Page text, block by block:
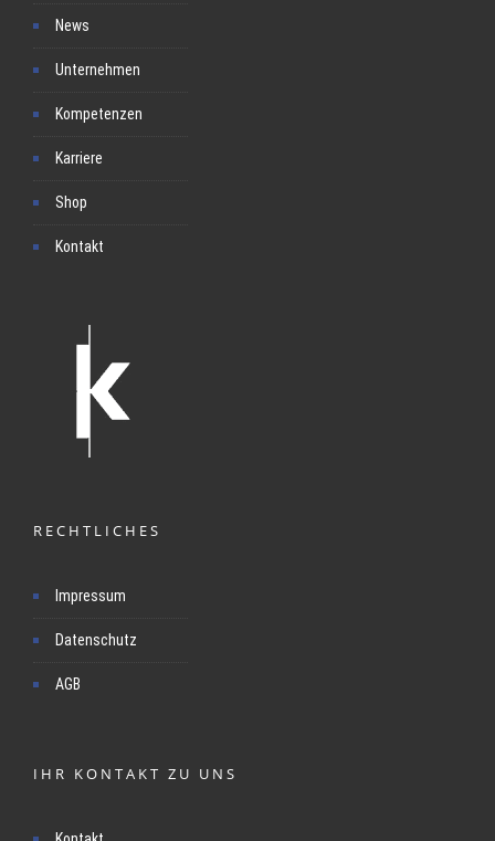
News
Unternehmen
Kompetenzen
Karriere
Shop
Kontakt
RECHTLICHES
Impressum
Datenschutz
AGB
IHR KONTAKT ZU UNS